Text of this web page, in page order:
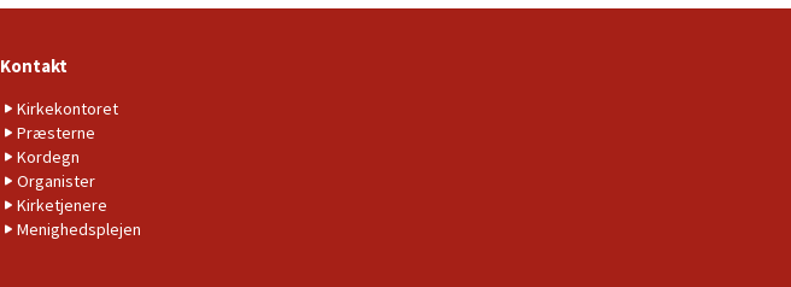
Kontakt
Kirkekontoret
Præsterne
Kordegn
Organister
Kirketjenere
Menighedsplejen